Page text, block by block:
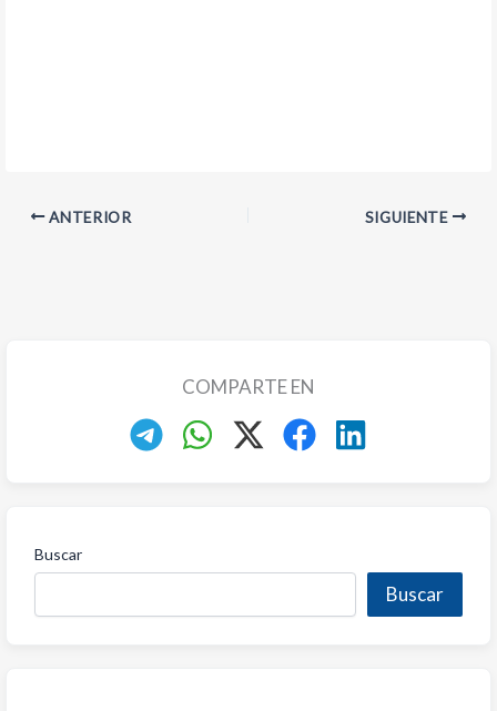
ANTERIOR SIGUIENTE
COMPARTE EN
Buscar
Buscar